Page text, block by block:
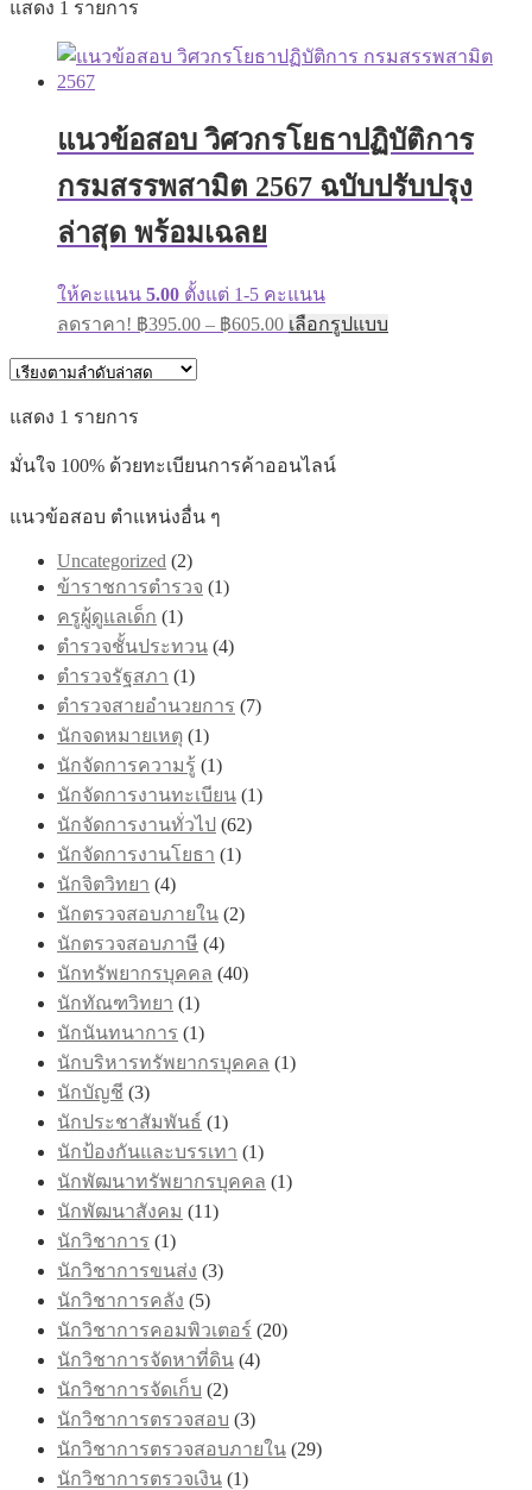
แสดง 1 รายการ
แนวข้อสอบ วิศวกรโยธาปฏิบัติการ
กรมสรรพสามิต 2567 ฉบับปรับปรุง
ล่าสุด พร้อมเฉลย
ให้คะแนน 5.00 ตั้งแต่ 1-5 คะแนน
ลดราคา! ฿395.00 – ฿605.00Price
range:
เลือกรูปแบบ
product
แสดง 1 รายการ
มั่นใจ 100% ด้วยทะเบียนการค้าออนไลน์
แนวข้อสอบ ตำแหน่งอื่น ๆ
Uncategorized (2)
ข้าราชการตำรวจ (1)
ครูผู้ดูแลเด็ก (1)
ตำรวจชั้นประทวน (4)
ตำรวจรัฐสภา (1)
ตำรวจสายอำนวยการ (7)
นักจดหมายเหตุ (1)
นักจัดการความรู้ (1)
นักจัดการงานทะเบียน (1)
นักจัดการงานทั่วไป (62)
นักจัดการงานโยธา (1)
นักจิตวิทยา (4)
นักตรวจสอบภายใน (2)
นักตรวจสอบภาษี (4)
นักทรัพยากรบุคคล (40)
นักทัณฑวิทยา (1)
นักนันทนาการ (1)
นักบริหารทรัพยากรบุคคล (1)
นักบัญชี (3)
นักประชาสัมพันธ์ (1)
นักป้องกันและบรรเทา (1)
นักพัฒนาทรัพยากรบุคคล (1)
นักพัฒนาสังคม (11)
นักวิชาการ (1)
นักวิชาการขนส่ง (3)
นักวิชาการคลัง (5)
นักวิชาการคอมพิวเตอร์ (20)
นักวิชาการจัดหาที่ดิน (4)
นักวิชาการจัดเก็บ (2)
นักวิชาการตรวจสอบ (3)
นักวิชาการตรวจสอบภายใน (29)
นักวิชาการตรวจเงิน (1)